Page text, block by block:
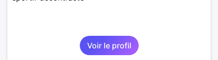
Voir le profil